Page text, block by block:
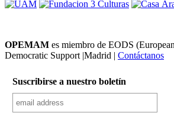
OPEMAM es miembro de EODS
Democratic Support |Madrid | Contáctanos
Suscribirse a nuestro boletín